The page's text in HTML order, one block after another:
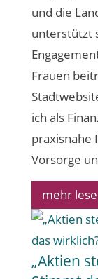
und die
unterstützt
Frauen
ich als
praxisnahe
Vorsorge
mehr
„Aktien